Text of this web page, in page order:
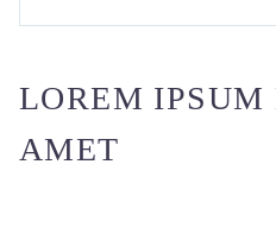
LOREM IPSUM
AMET